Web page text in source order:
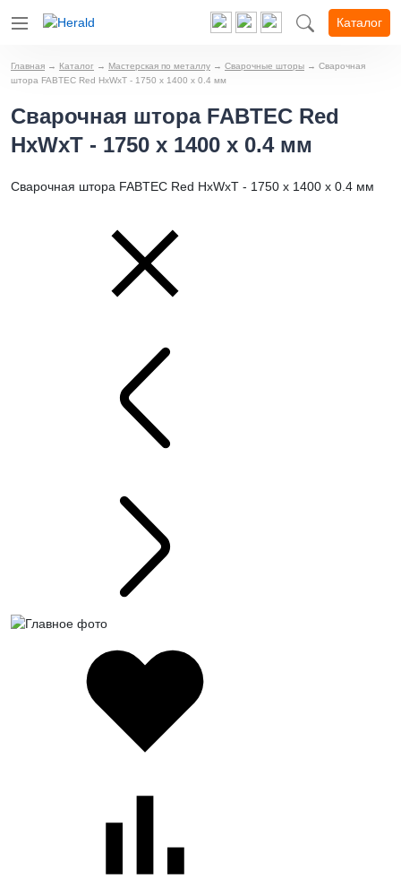
Каталог
Главная → Каталог → Мастерская по металлу → Сварочные шторы → Сварочная
штора FABTEC Red HхWхТ - 1750 х 1400 х 0.4 мм
Сварочная штора FABTEC Red
HхWхТ - 1750 х 1400 х 0.4 мм
Сварочная штора FABTEC Red HхWхТ - 1750 х 1400 х 0.4 мм